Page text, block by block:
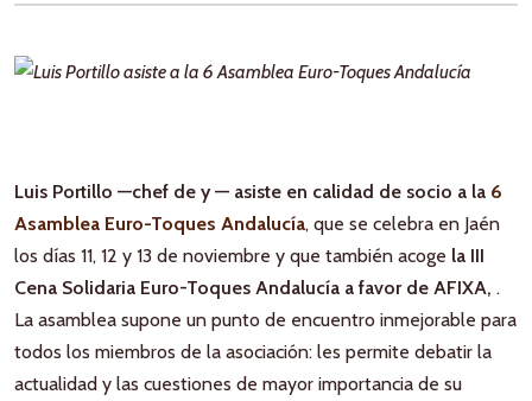
Luis Portillo —chef de y — asiste en calidad de socio a la 6
Asamblea Euro-Toques Andalucía, que se celebra en Jaén
los días 11, 12 y 13 de noviembre y que también acoge la III
Cena Solidaria Euro-Toques Andalucía a favor de AFIXA, .
La asamblea supone un punto de encuentro inmejorable para
todos los miembros de la asociación: les permite debatir la
actualidad y las cuestiones de mayor importancia de su